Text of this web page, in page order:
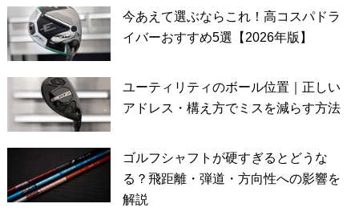
今あえて選ぶならこれ！高コスパドラ
イバーおすすめ5選【2026年版】
ユーティリティのボール位置｜正しい
アドレス・構え方でミスを減らす方法
ゴルフシャフトが硬すぎるとどうな
る？飛距離・弾道・方向性への影響を
解説